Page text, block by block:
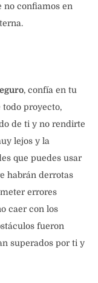
no confiamos en
, confía en tu
todo proyecto,
de ti y no rendirte
lejos y la
que puedes usar
habrán derrotas
errores
caer con los
fueron
superados por ti y